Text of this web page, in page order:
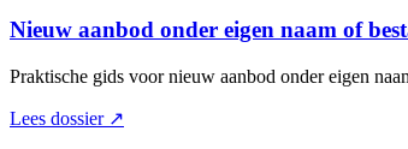
Nieuw aanbod onder eigen naam of
Praktische gids voor nieuw aanbod onder eigen
Lees dossier ↗